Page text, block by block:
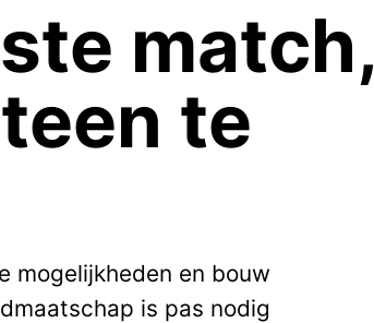
match,
te
mogelijkheden en bouw
is pas nodig